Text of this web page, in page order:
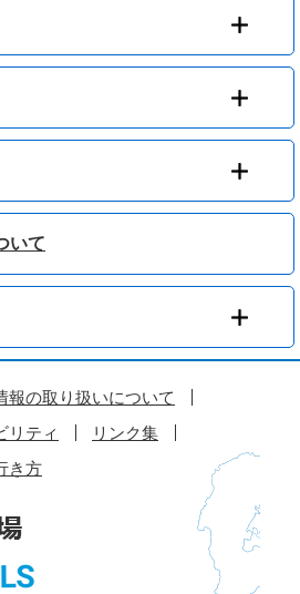
いて
報の取り扱いについて
リティ
リンク集
き方